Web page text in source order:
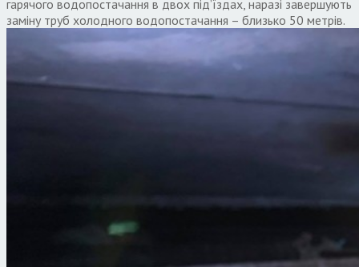
гарячого водопостачання в двох під’їздах, наразі завершують
заміну труб холодного водопостачання – близько 50 метрів.